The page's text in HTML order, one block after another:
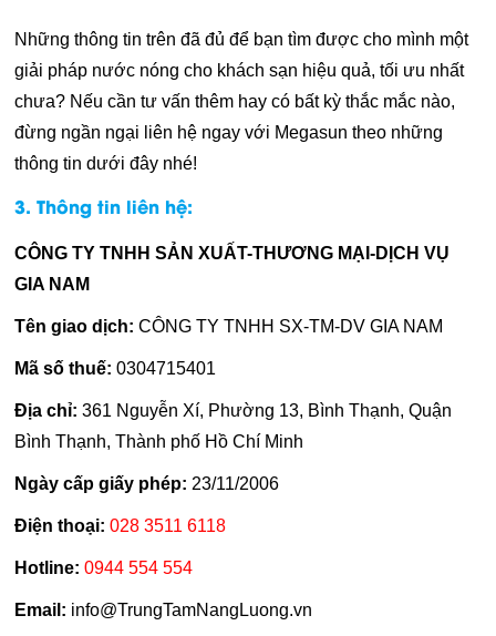
Những thông tin trên đã đủ để bạn tìm được cho mình một
giải pháp nước nóng cho khách sạn hiệu quả, tối ưu nhất
chưa? Nếu cần tư vấn thêm hay có bất kỳ thắc mắc nào,
đừng ngần ngại liên hệ ngay với Megasun theo những
thông tin dưới đây nhé!
3. Thông tin liên hệ:
CÔNG TY TNHH SẢN XUẤT-THƯƠNG MẠI-DỊCH VỤ
GIA NAM
Tên giao dịch: CÔNG TY TNHH SX-TM-DV GIA NAM
Mã số thuế: 0304715401
Địa chỉ: 361 Nguyễn Xí, Phường 13, Bình Thạnh, Quận
Bình Thạnh, Thành phố Hồ Chí Minh
Ngày cấp giấy phép: 23/11/2006
Điện thoại:028 3511 6118
Hotline:0944 554 554
Email: info@TrungTamNangLuong.vn